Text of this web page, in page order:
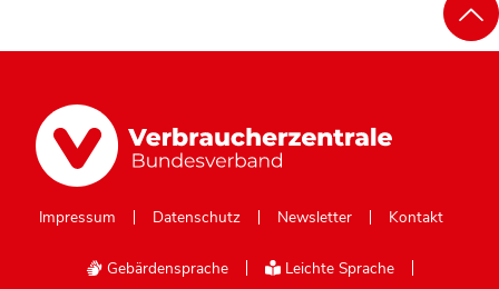
Impressum Datenschutz Newsletter Kontakt
Gebärdensprache Leichte Sprache